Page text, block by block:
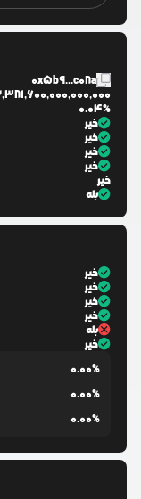
0x5b9...c08a
0.04%
خیر
خیر
خیر
خیر
خیر
بله
خیر
خیر
خیر
خیر
بله
خیر
0.00%
0.00%
0.00%